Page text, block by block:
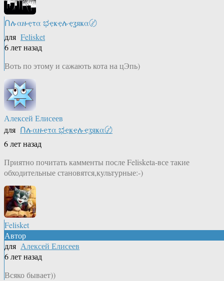
Ոሉαዙҿτα ಭҿҝҿሉҿʓяҝα〄
для Felisket
6 лет назад
Воть по этому и сажають кота на цЭпь)
Алексей Елисеев
для Ոሉαዙҿτα ಭҿҝҿሉҿʓяҝα〄
6 лет назад
Приятно почитать камменты после Felisketa-все такие
обходительные становятся,культурные:-)
Felisket
Автор
для Алексей Елисеев
6 лет назад
Всяко бывает))